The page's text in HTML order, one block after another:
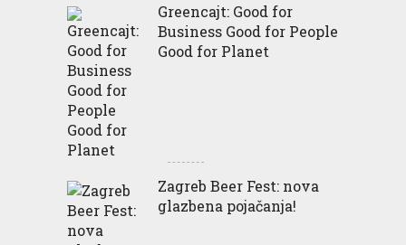
Greencajt: Good for
Business Good for People
Good for Planet
Zagreb Beer Fest: nova
glazbena pojačanja!